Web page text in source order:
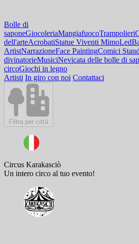
Bolle di
saponeGiocoleriaMangiafuocoTrampolieri
dell'arteAcrobatiStatue Viventi MimoLed
ArtistNarrazioneFace PaintingComici
divinatorieMusiciNevicata delle bolle di
circoGiochi in legno
Artisti In giro con noi Contattaci
Filtra per città
Circus Karakasciò
Un intero circo al tuo evento!